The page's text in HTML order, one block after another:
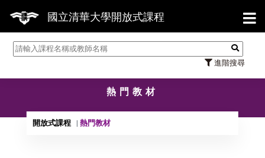
國立清華大學開放式課程
進階搜尋
【
熱門教材
開放式課程 熱門教材